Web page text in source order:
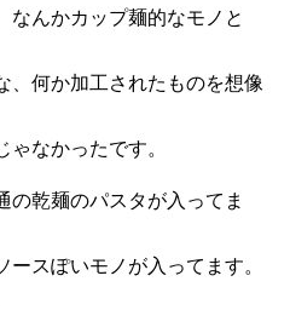
なんかカップ麺的なモノと
、何か加工されたものを想像
なかったです。
の乾麺のパスタが入ってま
スぽいモノが入ってます。